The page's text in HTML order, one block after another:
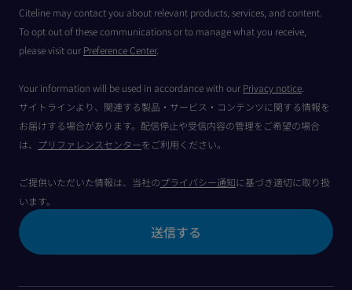
Citeline may contact you about relevant products, services, and content.
To opt out of these communications or to manage what you receive,
please visit our Preference Center.
Your information will be used in accordance with our Privacy notice
サイトラインより、関連する製品・サービス・コンテンツに関する情報を
お届けする場合があります。配信停止や受信内容の管理をご希望の場合
は、
プリファレンスセンターをご利用ください。
ご提供いただいた情報は、当社のプライバシー通知に基づき適切に取り扱
います。